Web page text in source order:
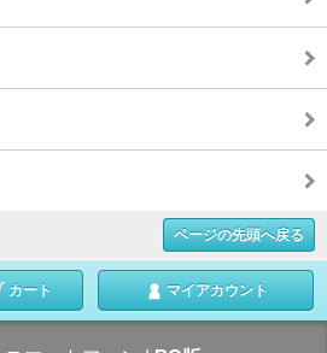
ページの先頭へ戻る
カート マイアカウント